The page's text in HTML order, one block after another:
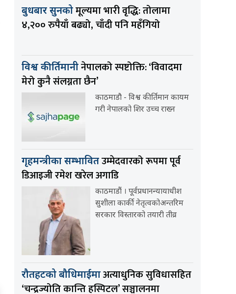
बुधबार सुनकोमूल्यमा भारी वृद्धि: तोलामा
४,२०० रुपैयाँ बढ्यो, चाँदी पनि महँगियो
विश्व कीर्तिमानीनेपालको स्पष्टोक्ति: ‘विवादमा
मेरो कुनै संलग्नता छैन’
काठमाडौ - विश्व कीर्तिमान कायम
गरी नेपालको शिर उच्च राख्न
गृहमन्त्रीका सम्भावितउम्मेदवारको रूपमा पूर्व
डिआइजी रमेश खरेल अगाडि
काठमाडौं । पूर्वप्रधानन्यायाधीश
सुशीला कार्की नेतृत्वकोअन्तरिम
सरकार विस्तारको तयारी तीव्र
रौतहटको बौधिमाईमाअत्याधुनिक सुविधासहित
‘चन्द्रज्योति कान्ति हस्पिटल’ सञ्चालनमा